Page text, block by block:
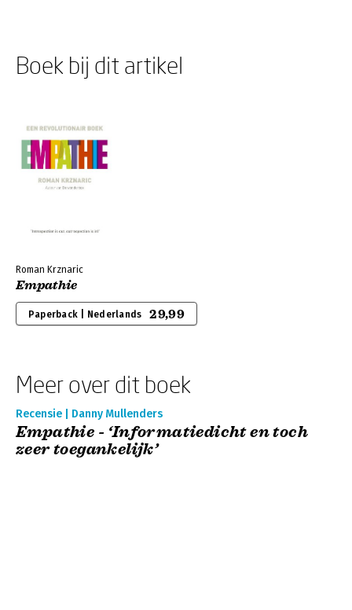
Boek bij dit artikel
Roman Krznaric
Empathie
Paperback | Nederlands 29,99
Meer over dit boek
Recensie | Danny Mullenders
Empathie - ‘Informatiedicht en toch
zeer toegankelijk’